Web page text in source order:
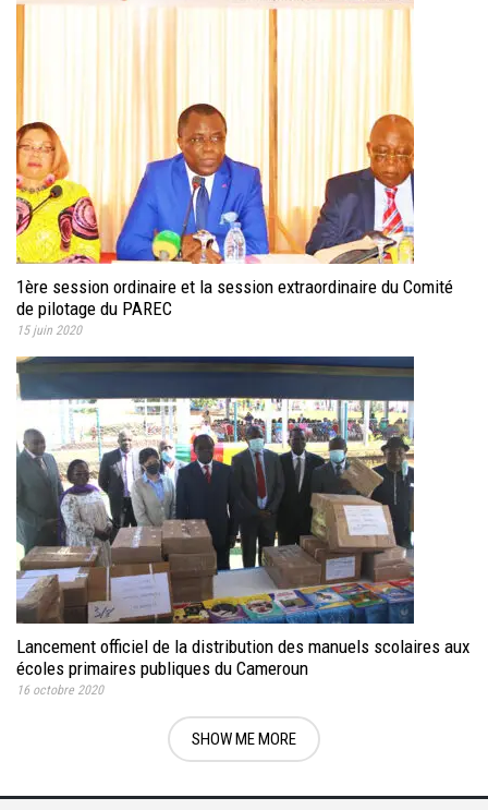
1ère session ordinaire et la session extraordinaire du Comité
de pilotage du PAREC
15 juin 2020
Lancement officiel de la distribution des manuels scolaires aux
écoles primaires publiques du Cameroun
16 octobre 2020
SHOW ME MORE